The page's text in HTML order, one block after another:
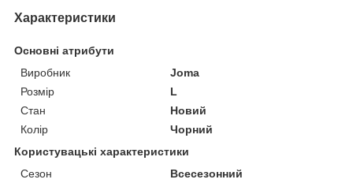
Характеристики
Основні атрибути
Виробник
Joma
Розмір
L
Стан
Новий
Колір
Чорний
Користувацькі характеристики
Сезон
Всесезонний